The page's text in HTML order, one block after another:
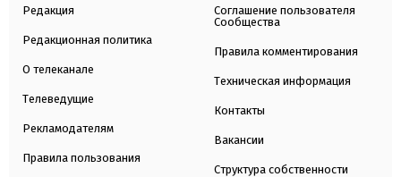
Редакция
Редакционная политика
О телеканале
Телеведущие
Рекламодателям
Правила пользования
Соглашение пользователя
Сообщества
Правила комментирования
Техническая информация
Контакты
Вакансии
Структура собственности